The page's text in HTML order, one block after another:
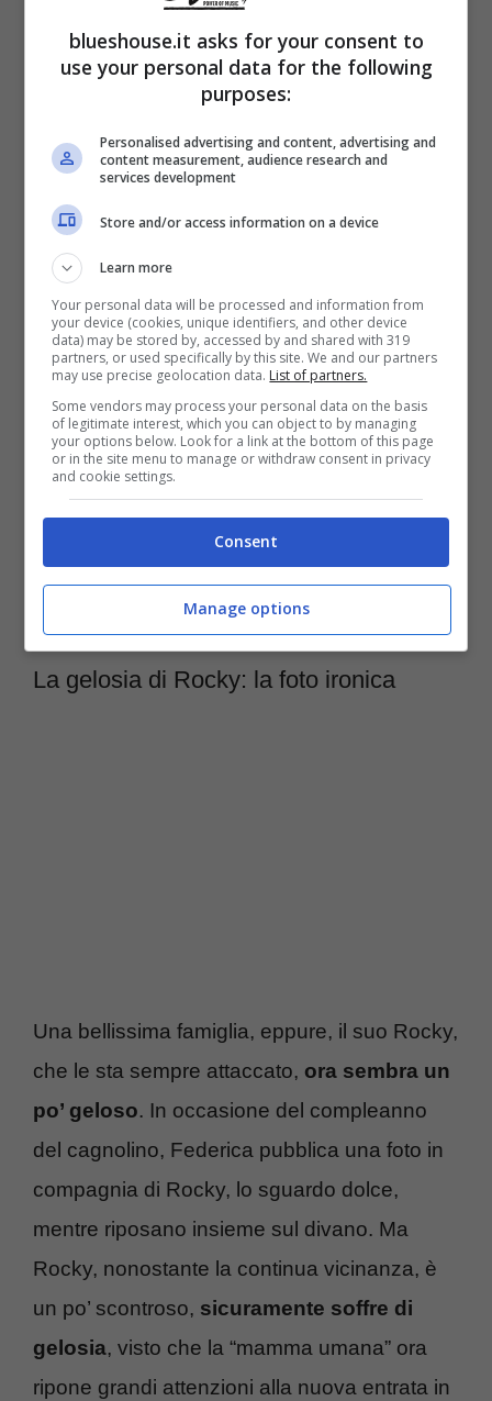
Giunta,Federica è innamorata persa dei
suoi quattro cagnolini. Quattro Bulldog
francesi: Vanessa, Cesare, Bianca e Rocky.
Proprio quest’ultimo si è preso la scena del
suo ultimo post di Instagram. La Pellegrini
trascorre tantissimo tempo insieme ai suoi
cani.
Le sue pagine social parlano chiaramente,
suoi Bulldog fanno una vita da re, sempre
coccolati, portati a spasso insieme alla
piccola Matilde. Deve essere impegnativo
Federica ci scherza su, pubblicando le foto
dei loro giretti per la città.
La gelosia di Rocky: la foto ironica
Una bellissima famiglia, eppure, il suo Rocky,
che le sta sempre attaccato, ora sembra un
po’ geloso. In occasione del compleanno
del cagnolino, Federica pubblica una foto in
compagnia di Rocky, lo sguardo dolce,
mentre riposano insieme sul divano. Ma
Rocky, nonostante la continua vicinanza, è
un po’ scontroso, sicuramente soffre di
gelosia, visto che la “mamma umana” ora
ripone grandi attenzioni alla nuova entrata in
blueshouse.it asks for your consent to
use your personal data for the following
purposes:
Personalised advertising and content, advertising and
content measurement, audience research and
services development
Store and/or access information on a device
Learn more
Your personal data will be processed and information from
your device (cookies, unique identifiers, and other device
data) may be stored by, accessed by and shared with 319
partners, or used specifically by this site. We and our partners
may use precise geolocation data. List of partners.
Some vendors may process your personal data on the basis
of legitimate interest, which you can object to by managing
your options below. Look for a link at the bottom of this page
or in the site menu to manage or withdraw consent in privacy
and cookie settings.
Consent
Manage options